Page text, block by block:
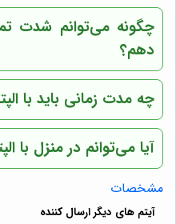
چگونه می‌توانم شدت
دهم؟
چه مدت زمانی باید با
آیا می‌توانم در منزل با
مشخصات